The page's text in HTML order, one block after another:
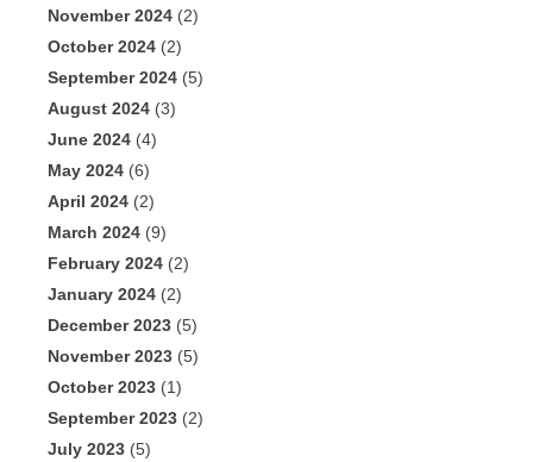
November 2024 (2)
October 2024 (2)
September 2024 (5)
August 2024 (3)
June 2024 (4)
May 2024 (6)
April 2024 (2)
March 2024 (9)
February 2024 (2)
January 2024 (2)
December 2023 (5)
November 2023 (5)
October 2023 (1)
September 2023 (2)
July 2023 (5)